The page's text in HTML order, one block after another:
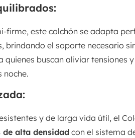
firme, este colchón se adapta
brindando el soporte necesario
quienes buscan aliviar tensiones
noche.
y de larga vida útil, el
de alta densidadcon el sistema